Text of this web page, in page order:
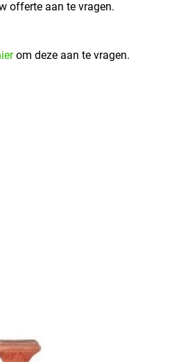
offerte aan te vragen.
om deze aan te vragen.